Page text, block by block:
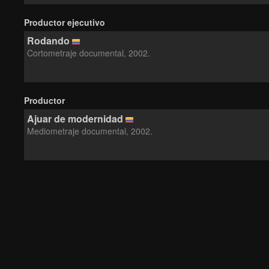
Productor ejecutivo
Rodando
Cortometraje documental, 2002.
Productor
Ajuar de modernidad
Mediometraje documental, 2002.